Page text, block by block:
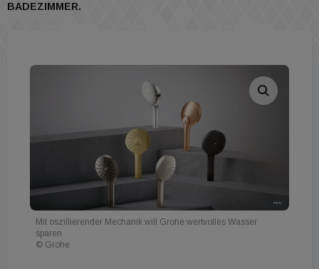
BADEZIMMER.
Mit oszillierender Mechanik will Grohe wertvolles Wasser
sparen
© Grohe